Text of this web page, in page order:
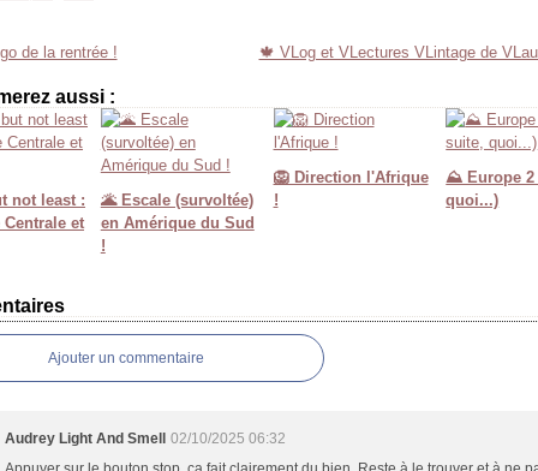
de la rentrée ! 🍁 VLog et VLectures VLintage de
aussi :
not least :
et
🌋 Escale (survoltée)
en Amérique du Sud
!
🦁 Direction l'Afrique
!
⛰️ Europe 2
quoi...)
Ajouter un commentaire
Audrey Light And Smell 02/10/2025 06:32